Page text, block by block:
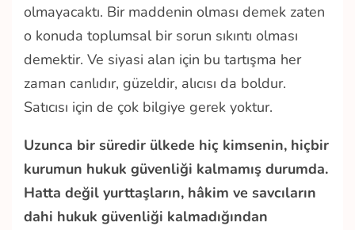
olmayacaktı. Bir maddenin olması demek zaten
o konuda toplumsal bir sorun sıkıntı olması
demektir. Ve siyasi alan için bu tartışma her
zaman canlıdır, güzeldir, alıcısı da boldur.
Satıcısı için de çok bilgiye gerek yoktur.
Uzunca bir süredir ülkede hiç kimsenin, hiçbir
kurumun hukuk güvenliği kalmamış durumda.
Hatta değil yurttaşların, hâkim ve savcıların
dahi hukuk güvenliği kalmadığından